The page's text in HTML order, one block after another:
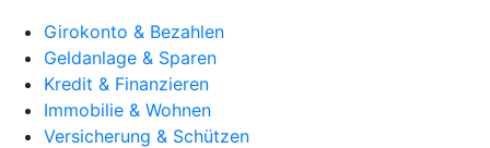
Girokonto & Bezahlen
Geldanlage & Sparen
Kredit & Finanzieren
Immobilie & Wohnen
Versicherung & Schützen